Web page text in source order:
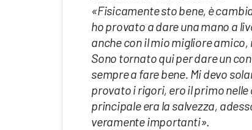
«Fisicamente sto bene, è
ho provato a dare una mano a
anche con il mio migliore
Sono tornato qui per dare un
sempre a fare bene. Mi devo
provato i rigori, ero il primo
principale era la salvezza,
veramente importanti».